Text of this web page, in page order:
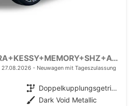
VZ NAVI+KAMERA+KESSY+MEMORY+SHZ+ACC+PDC+LED+19" ALU
27.08.2026 Neuwagen mit Tageszulassung
Getriebe
Doppelkupplungsgetriebe (DSG)
Außenfarbe Dark Void Metallic